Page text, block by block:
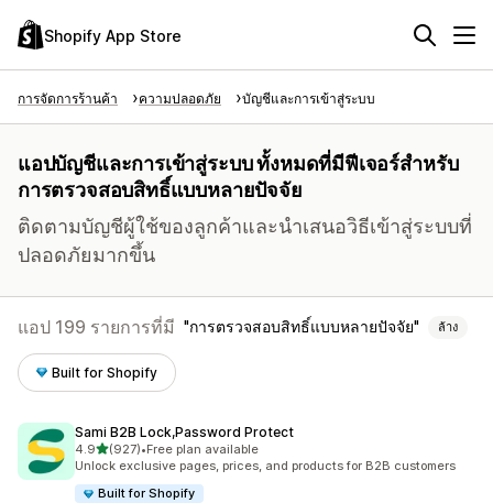
Shopify App Store
การจัดการร้านค้า ความปลอดภัย บัญชีและการเข้าสู่ระบบ
แอปบัญชีและการเข้าสู่ระบบ ทั้งหมดที่มีฟีเจอร์สำหรับ
การตรวจสอบสิทธิ์แบบหลายปัจจัย
ติดตามบัญชีผู้ใช้ของลูกค้าและนำเสนอวิธีเข้าสู่ระบบที่
ปลอดภัยมากขึ้น
แอป 199 รายการที่มี การตรวจสอบสิทธิ์แบบหลายปัจจัย ล้าง
Built for Shopify
Sami B2B Lock,Password Protect
4.9เต็ม 5 ดาว
(927)
ทั้งหมด 927 รีวิว
•Free plan available
Unlock exclusive pages, prices, and products for B2B customers
Built for Shopify